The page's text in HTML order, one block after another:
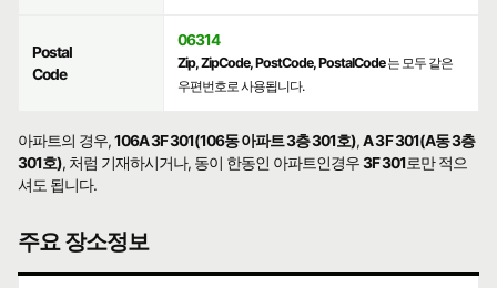
Postal
Code
06314
Zip, ZipCode, PostCode, PostalCode는 모두 같은
우편번호로 사용됩니다.
아파트의 경우,106A 3F 301(106동 아파트 3층 301호),A 3F 301(A동 3층
301호), 처럼 기재하시거나, 동이 한동인 아파트인경우3F 301로만 적으
셔도 됩니다.
주요 장소정보